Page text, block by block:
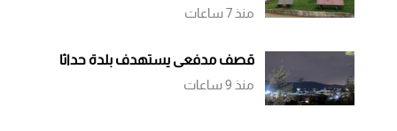
منذ 7 ساعات
قصف مدفعي يستهدف بلدة حداثا
منذ 9 ساعات